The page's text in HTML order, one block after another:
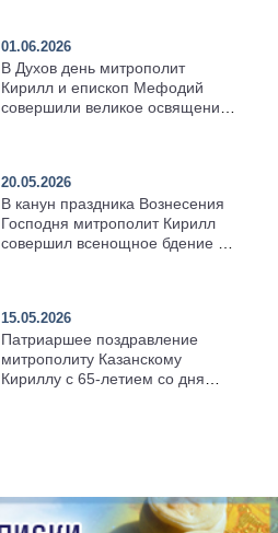
01.06.2026
В Духов день митрополит
Кирилл и епископ Мефодий
совершили великое освящение
20.05.2026
В канун праздника Вознесения
Господня митрополит Кирилл
совершил всенощное бдение в
15.05.2026
Патриаршее поздравление
митрополиту Казанскому
Кириллу с 65-летием со дня